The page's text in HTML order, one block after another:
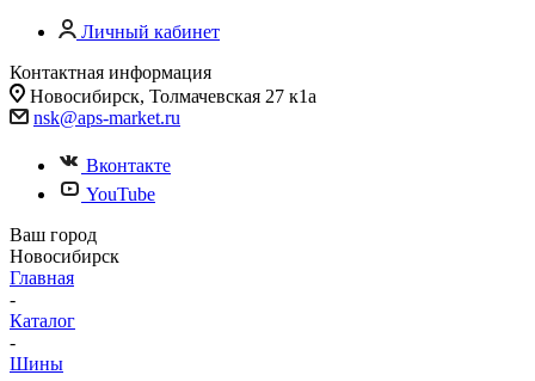
Личный кабинет
Контактная информация
Новосибирск, Толмачевская 27 к1а
nsk@aps-market.ru
Вконтакте
YouTube
Ваш город
Новосибирск
Главная
-
Каталог
-
Шины